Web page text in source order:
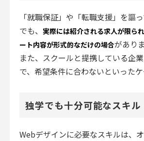
「就職保証」や「転職支援」を謳
でも、 実際には紹介される求人が限ら
ート内容が形式的なだけの場合がありま
また、スクールと提携している企
で、希望条件に合わないといったケ
独学でも十分可能なスキル
Webデザインに必要なスキルは、